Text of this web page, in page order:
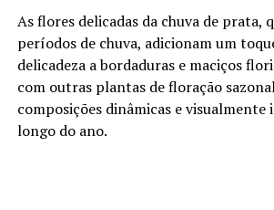
As flores delicadas da chuva de prata,
períodos de chuva, adicionam um
delicadeza a bordaduras e maciços
com outras plantas de floração
composições dinâmicas e visualmente
longo do ano.